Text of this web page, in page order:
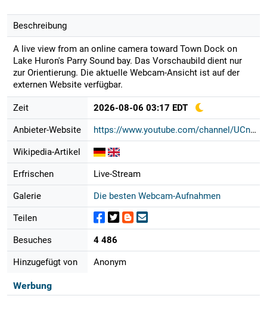
Beschreibung
A live view from an online camera toward Town Dock on
Lake Huron's Parry Sound bay. Das Vorschaubild dient nur
zur Orientierung. Die aktuelle Webcam-Ansicht ist auf der
externen Website verfügbar.
Zeit 2026-08-06 03:17 EDT
Anbieter-Website https://www.youtube.com/channel/UCn...
Wikipedia-Artikel
Erfrischen Live-Stream
Galerie Die besten Webcam-Aufnahmen
Teilen
Besuches 4 486
Hinzugefügt von Anonym
Werbung